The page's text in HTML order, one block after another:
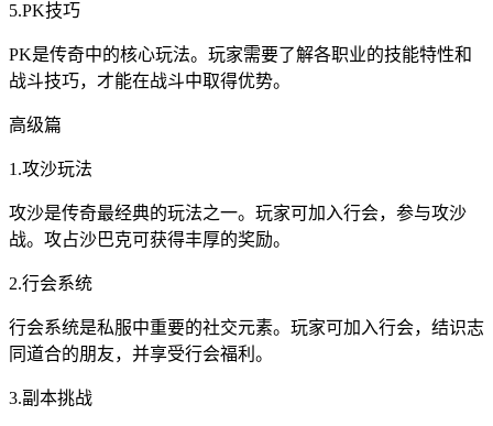
5.PK技巧
PK是传奇中的核心玩法。玩家需要了解各职业的技能特性和
战斗技巧，才能在战斗中取得优势。
高级篇
1.攻沙玩法
攻沙是传奇最经典的玩法之一。玩家可加入行会，参与攻沙
战。攻占沙巴克可获得丰厚的奖励。
2.行会系统
行会系统是私服中重要的社交元素。玩家可加入行会，结识志
同道合的朋友，并享受行会福利。
3.副本挑战